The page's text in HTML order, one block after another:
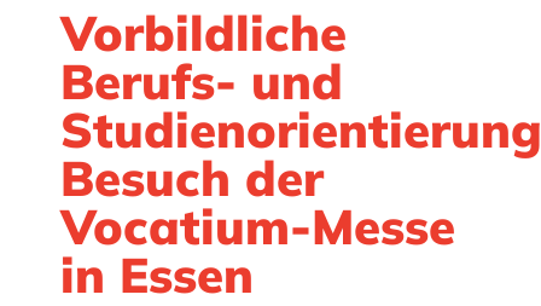
Vorbildliche
Berufs- und
Besuch der
Vocatium-Messe
in Essen